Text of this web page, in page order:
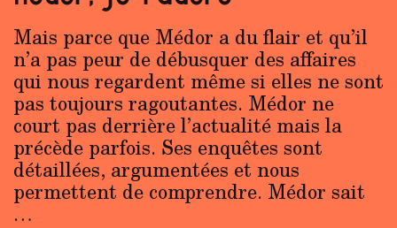
Mais parce que Médor a du flair et qu’il
n’a pas peur de débusquer des affaires
qui nous regardent même si elles ne sont
pas toujours ragoutantes. Médor ne
court pas derrière l’actualité mais la
précède parfois. Ses enquêtes sont
détaillées, argumentées et nous
permettent de comprendre. Médor sait
…